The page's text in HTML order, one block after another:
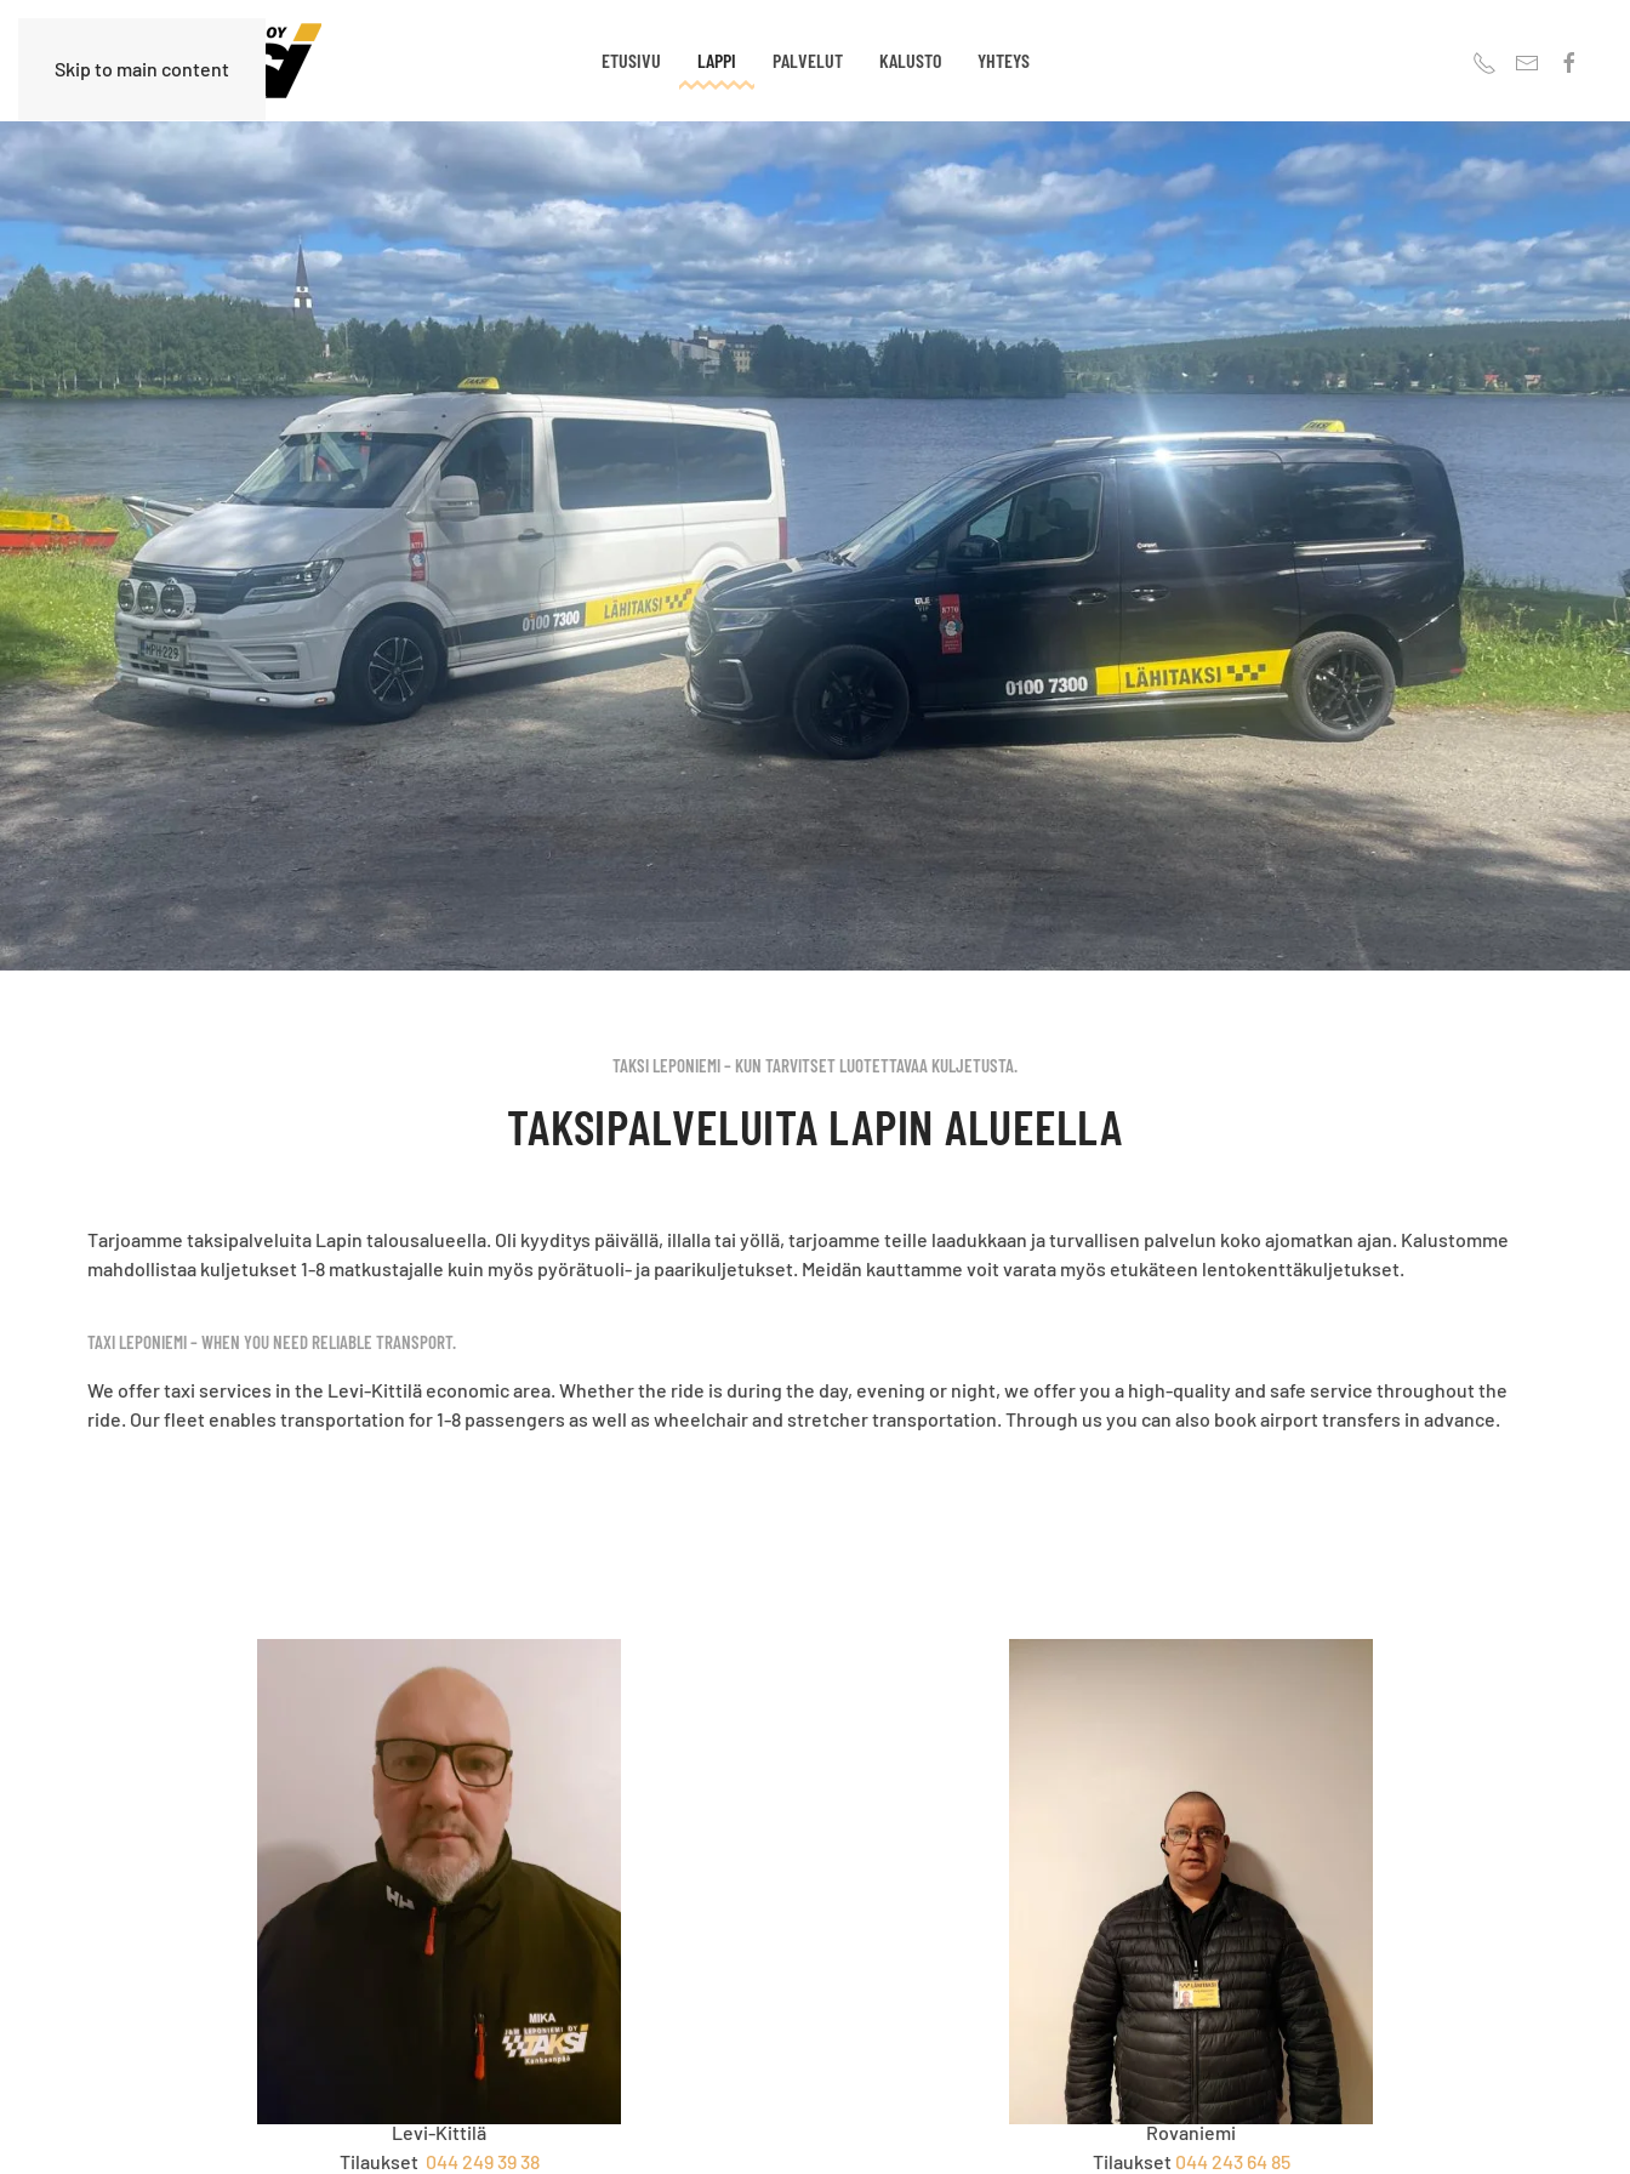
Skip to main content ETUSIVU LAPPI PALVELUT KALUSTO YHTEYS
TAKSI LEPONIEMI – KUN TARVITSET LUOTETTAVAA KULJETUSTA.
TAKSIPALVELUITA LAPIN ALUEELLA
Tarjoamme taksipalveluita Lapin talousalueella. Oli kyyditys päivällä, illalla tai yöllä, tarjoamme teille laadukkaan ja turvallisen palvelun koko ajomatkan ajan. Kalustomme
mahdollistaa kuljetukset 1-8 matkustajalle kuin myös pyörätuoli- ja paarikuljetukset. Meidän kauttamme voit varata myös etukäteen lentokenttäkuljetukset.
TAXI LEPONIEMI – WHEN YOU NEED RELIABLE TRANSPORT.
We offer taxi services in the Levi-Kittilä economic area. Whether the ride is during the day, evening or night, we offer you a high-quality and safe service throughout the
ride. Our fleet enables transportation for 1-8 passengers as well as wheelchair and stretcher transportation. Through us you can also book airport transfers in advance.
MIKA KORKEAMÄKI
Levi-Kittilä
Tilaukset 044 249 39 38
JOUKO TARVAINEN
Rovaniemi
Tilaukset 044 243 64 85